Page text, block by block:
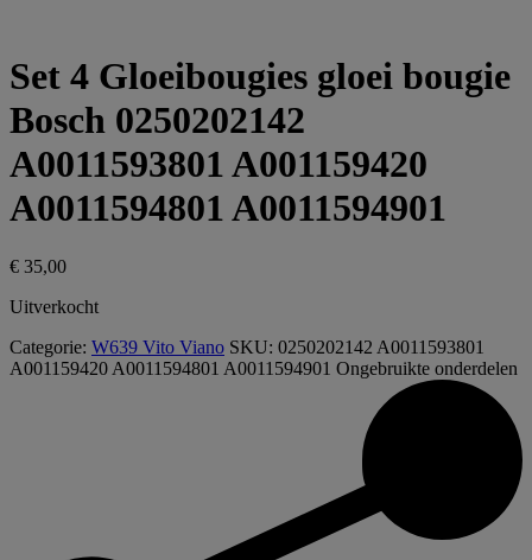
Set 4 Gloeibougies gloei bougie
Bosch 0250202142
A0011593801 A001159420
A0011594801 A0011594901
€ 35,00
Uitverkocht
Categorie: W639 Vito Viano SKU: 0250202142 A0011593801
A001159420 A0011594801 A0011594901 Ongebruikte onderdelen